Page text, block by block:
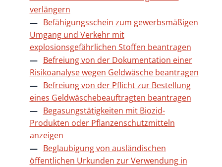
verlängern
Befähigungsschein zum gewerbsmäßigen
Umgang und Verkehr mit
explosionsgefährlichen Stoffen beantragen
Befreiung von der Dokumentation einer
Risikoanalyse wegen Geldwäsche beantragen
Befreiung von der Pflicht zur Bestellung
eines Geldwäschebeauftragten beantragen
Begasungstätigkeiten mit Biozid-
Produkten oder Pflanzenschutzmitteln
anzeigen
Beglaubigung von ausländischen
öffentlichen Urkunden zur Verwendung in